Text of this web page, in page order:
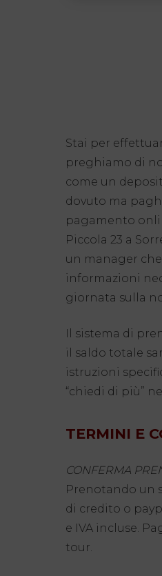
Stai per
preghiamo di
come un
dovuto ma
pagamento
Piccola 23 a
un manager
informazioni
giornata sulla
Il sistema di
il saldo totale
istruzioni
“chiedi di più”
TERMINI E
CONFERMA
Prenotando un
di credito o
e IVA incluse.
tour.